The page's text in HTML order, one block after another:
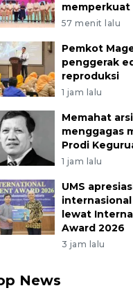
memperkuat
57 menit lalu
Pemkot
penggerak
reproduksi
1 jam lalu
Memahat
menggagas
Prodi
1 jam lalu
UMS
internasional
lewat
Award 2026
3 jam lalu
News